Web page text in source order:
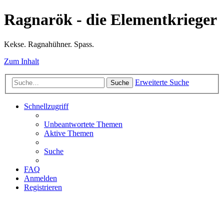
Ragnarök - die Elementkrieger
Kekse. Ragnahühner. Spass.
Zum Inhalt
Suche Erweiterte Suche
Schnellzugriff
Unbeantwortete Themen
Aktive Themen
Suche
FAQ
Anmelden
Registrieren